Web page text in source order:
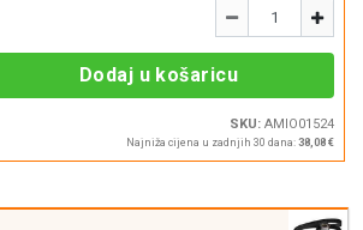
- +
Dodaj u košaricu
SKU: AMIO01524
Najniža cijena u zadnjih 30 dana: 38,08 €